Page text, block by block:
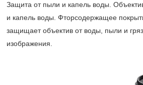
Защита от пыли и капель воды.
и капель воды. Фторсодержащее
защищает объектив от воды, пыли и
изображения.